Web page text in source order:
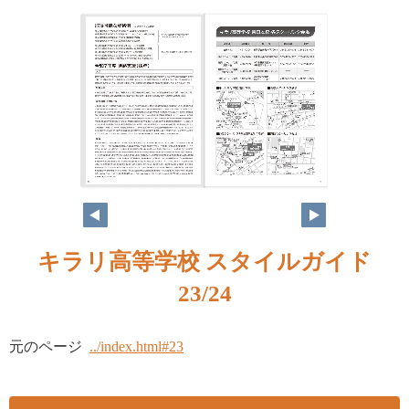
キラリ高等学校 スタイルガイド
23/24
元のページ ../index.html#23